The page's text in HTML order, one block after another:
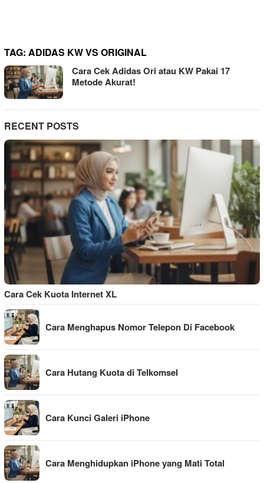
TAG: ADIDAS KW VS ORIGINAL
Cara Cek Adidas Ori atau KW Pakai 17
Metode Akurat!
RECENT POSTS
Cara Cek Kuota Internet XL
Cara Menghapus Nomor Telepon Di Facebook
Cara Hutang Kuota di Telkomsel
Cara Kunci Galeri iPhone
Cara Menghidupkan iPhone yang Mati Total